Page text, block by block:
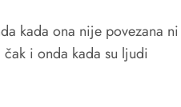
kada ona nije povezana ni
i onda kada su ljudi